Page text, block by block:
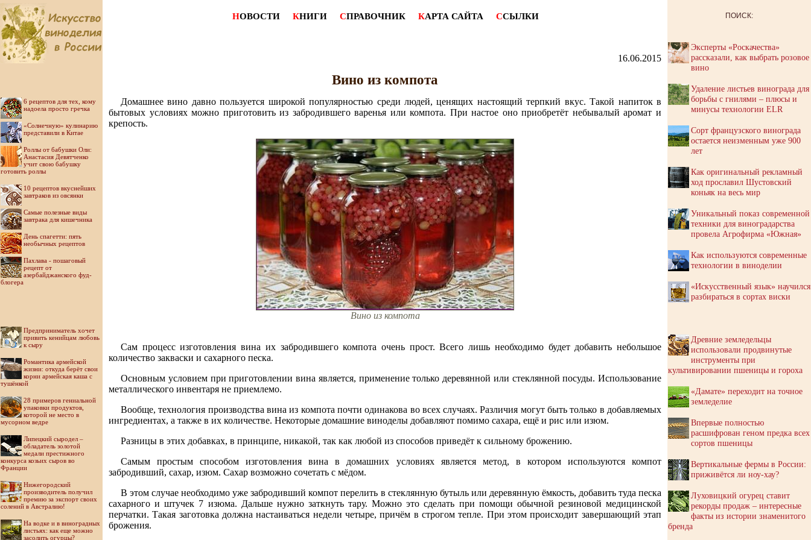
6 рецептов для тех, кому
надоела просто гречка
«Солнечную» кулинарию
представили в Китае
Роллы от бабушки Оли:
Анастасия Девятченко
учит свою бабушку
готовить роллы
10 рецептов вкуснейших
завтраков из овсянки
Самые полезные виды
завтрака для кишечника
День спагетти: пять
необычных рецептов
Пахлава - пошаговый
рецепт от
азербайджанского фуд-
блогера
Предприниматель хочет
привить кенийцам любовь
к сыру
Романтика армейской
жизни: откуда берёт свои
корни армейская каша с
тушёнкой
28 примеров гениальной
упаковки продуктов,
которой не место в
мусорном ведре
Липецкий сыродел –
обладатель золотой
медали престижного
конкурса козьих сыров во
Франции
Нижегородский
производитель получил
премию за экспорт своих
солений в Австралию!
На водке и в виноградных
листьях: как еще можно
засолить огурцы?
НОВОСТИ КНИГИ СПРАВОЧНИК КАРТА САЙТА ССЫЛКИ
16.06.2015
Вино из компота
Домашнее вино давно пользуется широкой популярностью среди людей, ценящих настоящий терпкий вкус. Такой напиток в
бытовых условиях можно приготовить из забродившего варенья или компота. При настое оно приобретёт небывалый аромат и
крепость.
Вино из компота
Сам процесс изготовления вина их забродившего компота очень прост. Всего лишь необходимо будет добавить небольшое
количество закваски и сахарного песка.
Основным условием при приготовлении вина является, применение только деревянной или стеклянной посуды. Использование
металлического инвентаря не приемлемо.
Вообще, технология производства вина из компота почти одинакова во всех случаях. Различия могут быть только в добавляемых
ингредиентах, а также в их количестве. Некоторые домашние виноделы добавляют помимо сахара, ещё и рис или изюм.
Разницы в этих добавках, в принципе, никакой, так как любой из способов приведёт к сильному брожению.
Самым простым способом изготовления вина в домашних условиях является метод, в котором используются компот
забродивший, сахар, изюм. Сахар возможно сочетать с мёдом.
В этом случае необходимо уже забродивший компот перелить в стеклянную бутыль или деревянную ёмкость, добавить туда песка
сахарного и штучек 7 изюма. Дальше нужно заткнуть тару. Можно это сделать при помощи обычной резиновой медицинской
перчатки. Такая заготовка должна настаиваться недели четыре, причём в строгом тепле. При этом происходит завершающий этап
брожения.
ПОИСК:
Эксперты «Роскачества»
рассказали, как выбрать розовое
вино
Удаление листьев винограда для
борьбы с гнилями – плюсы и
минусы технологии ELR
Сорт французского винограда
остается неизменным уже 900
лет
Как оригинальный рекламный
ход прославил Шустовский
коньяк на весь мир
Уникальный показ современной
техники для виноградарства
провела Агрофирма «Южная»
Как используются современные
технологии в виноделии
«Искусственный язык» научился
разбираться в сортах виски
Древние земледельцы
использовали продвинутые
инструменты при
культивировании пшеницы и гороха
«Дамате» переходит на точное
земледелие
Впервые полностью
расшифрован геном предка всех
сортов пшеницы
Вертикальные фермы в России:
приживётся ли ноу-хау?
Луховицкий огурец ставит
рекорды продаж – интересные
факты из истории знаменитого
бренда